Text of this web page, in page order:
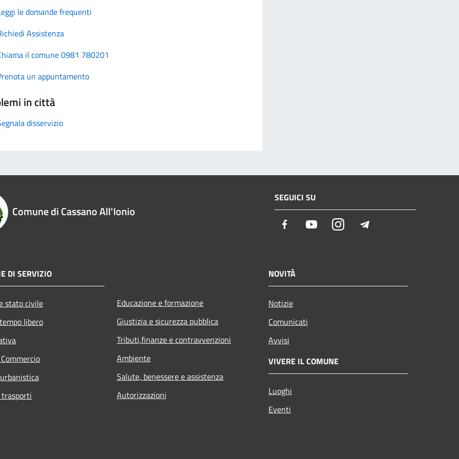
le domande frequenti
Assistenza
il comune 0981 780201
un appuntamento
in città
disservizio
Comune di Cassano All'Ionio
SEGUICI SU
Facebook YoutubeInstagram
DI SERVIZIO
stato civile
libero
Educazione e formazione
Giustizia e sicurezza pubblica
Tributi,finanze e contravvenzioni
Ambiente
Salute, benessere e assistenza
Autorizzazioni
NOVITÀ
Notizie
Comunicati
Avvisi
VIVERE IL COMUNE
Luoghi
Eventi